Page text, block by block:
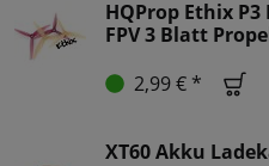
HQProp Ethix
FPV 3 Blatt
2,99 € *
XT60 Akku